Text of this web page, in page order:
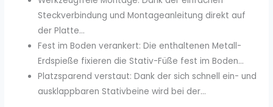
Steckverbindung und Montageanleitung direkt auf
der Platte...
Fest im Boden verankert: Die enthaltenen Metall-
Erdspieße fixieren die Stativ-Füße fest im Boden...
Platzsparend verstaut: Dank der sich schnell ein- und
ausklappbaren Stativbeine wird bei der...